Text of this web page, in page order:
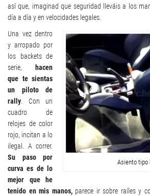
así que, imaginad que seguridad lleváis a los
día a día y en velocidades legales.
Asiento tipo
Una vez dentro
y arropado por
los backets de
serie, hacen
que te sientas
un piloto de
rally. Con un
cuadro de
relojes de color
rojo, incitan a lo
ilegal. A correr.
Su paso por
curva es de lo
mejor que he
tenido en mis manos,parece ir sobre raíles y